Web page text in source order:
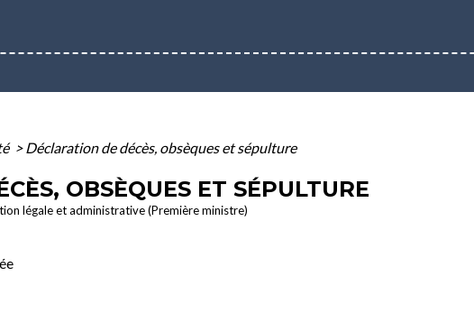
> Déclaration de décès, obsèques et sépulture
OBSÈQUES ET SÉPULTURE
légale et administrative (Première ministre)